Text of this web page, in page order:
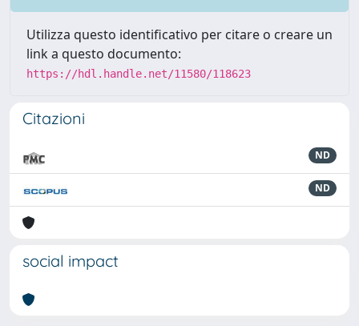
Utilizza questo identificativo per citare o creare un
link a questo documento:
https://hdl.handle.net/11580/118623
Citazioni
ND
ND
social impact